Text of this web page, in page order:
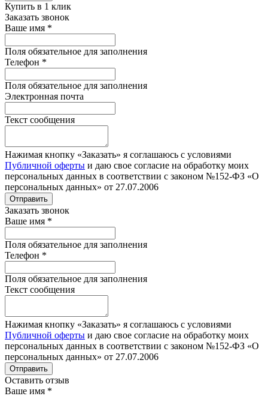
Купить в 1 клик
Заказать звонок
Ваше имя *
Поля обязательное для заполнения
Телефон *
Поля обязательное для заполнения
Электронная почта
Текст сообщения
Нажимая кнопку «Заказать» я соглашаюсь с условиями
Публичной оферты и даю свое согласие на обработку моих
персональных данных в соответствии с законом №152-ФЗ «О
персональных данных» от 27.07.2006
Отправить
Заказать звонок
Ваше имя *
Поля обязательное для заполнения
Телефон *
Поля обязательное для заполнения
Текст сообщения
Нажимая кнопку «Заказать» я соглашаюсь с условиями
Публичной оферты и даю свое согласие на обработку моих
персональных данных в соответствии с законом №152-ФЗ «О
персональных данных» от 27.07.2006
Отправить
Оставить отзыв
Ваше имя *